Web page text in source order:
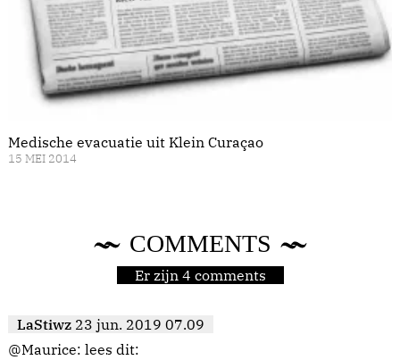
Medische evacuatie uit Klein Curaçao
15 MEI 2014
COMMENTS
Er zijn 4 comments
LaStiwz 23 jun. 2019 07.09
@Maurice: lees dit: